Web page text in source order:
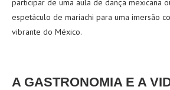
participar de uma aula de dança mexicana
espetáculo de mariachi para uma imersão
vibrante do México.
A GASTRONOMIA E A